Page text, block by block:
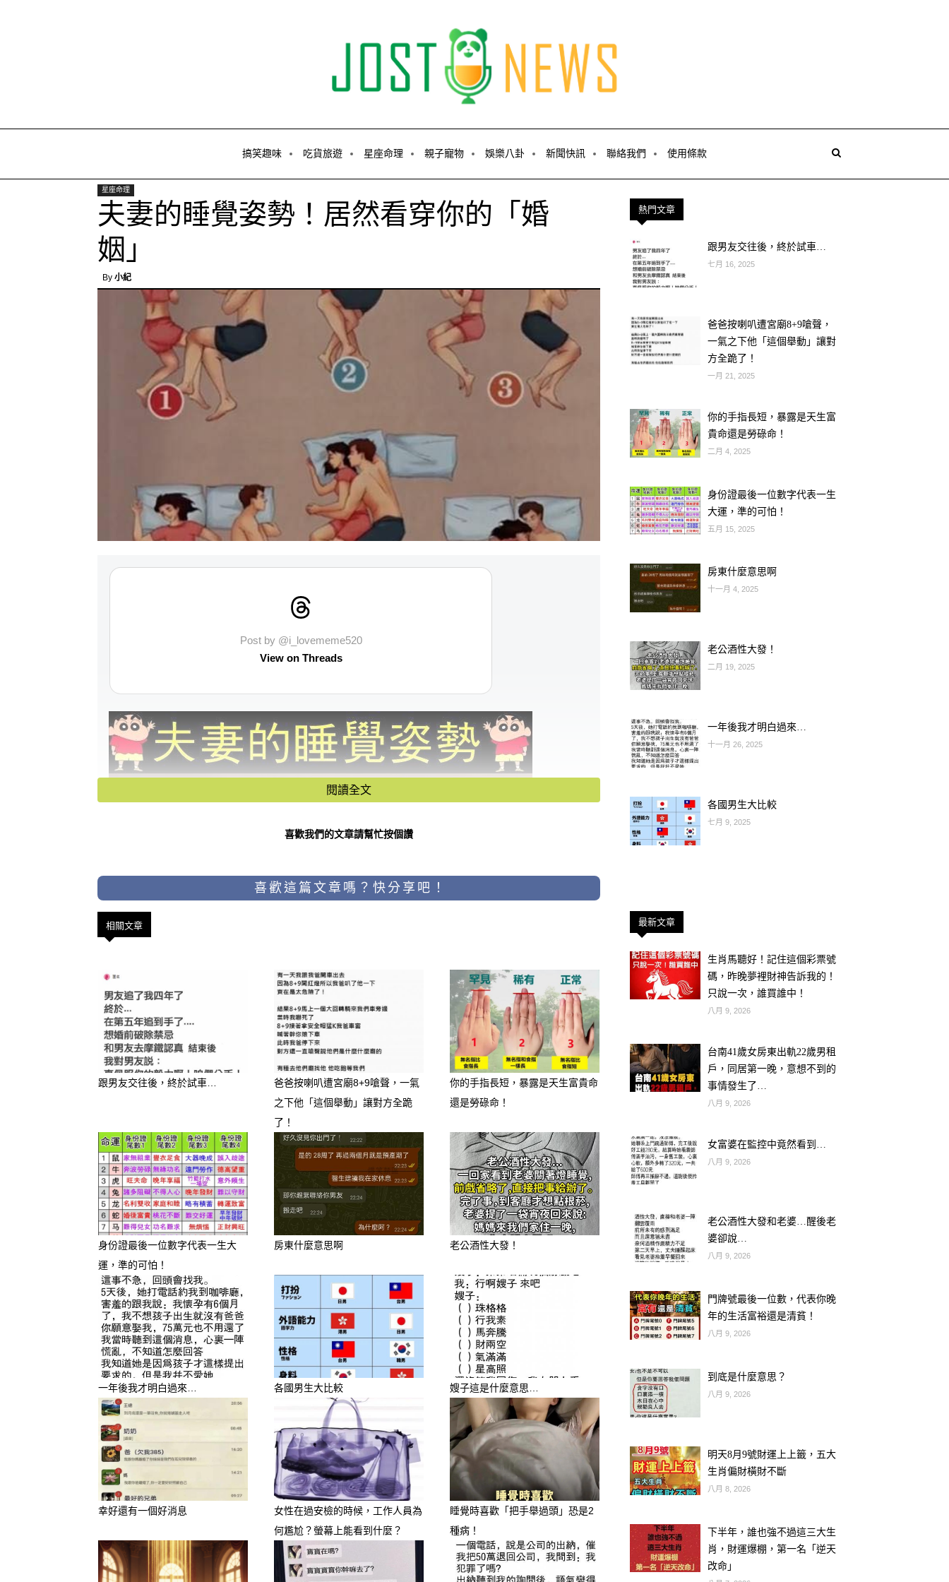
搞笑趣味 吃貨旅遊 星座命理 親子寵物 娛樂八卦 新聞快訊 聯絡我們 使用條款
星座命理
夫妻的睡覺姿勢！居然看穿你的「婚
姻」
By 小紀
Post by @i_lovememe520
View on Threads
很多人都以為，睡覺只是一天結束後的休息時間，但其實「睡姿」往
往藏著夫妻最真實的感情狀態。
心理學家曾指出，人睡著後會放下防備，因此睡覺時的距離、姿勢，
甚至習慣性的動作，都可能透露兩人目前的婚姻關係。
有些夫妻白天很甜，晚上卻各睡各的；也有些人平常愛鬥嘴，但睡覺
時卻一定要黏在一起。
今天這6種常見的夫妻睡姿，據說能看出你們現在的感情模式，很多人
看完都直呼：「真的超準！」
① 面對面睡：感情穩定型
這種睡姿代表兩人之間仍保有高度交流與依賴感。
即使已經結婚多年，彼此還是願意花時間聊天、分享生活。
通常會這樣睡的夫妻：
閱讀全文
喜歡我們的文章請幫忙按個讚
喜歡這篇文章嗎？快分享吧！
相關文章
跟男友交往後，終於試車…
爸爸按喇叭遭宮廟8+9嗆聲，一氣
之下他「這個舉動」讓對方全跪
了！
你的手指長短，暴露是天生富貴命
還是勞碌命！
身份證最後一位數字代表一生大
運，準的可怕！
房東什麼意思啊 老公酒性大發！
一年後我才明白過來… 各國男生大比較 嫂子這是什麼意思…
幸好還有一個好消息
女性在過安檢的時候，工作人員為
何尷尬？螢幕上能看到什麼？
睡覺時喜歡「把手舉過頭」恐是2
種病！
熱門文章
跟男友交往後，終於試車…
七月 16, 2025
爸爸按喇叭遭宮廟8+9嗆聲，
一氣之下他「這個舉動」讓對
方全跪了！
一月 21, 2025
你的手指長短，暴露是天生富
貴命還是勞碌命！
二月 4, 2025
身份證最後一位數字代表一生
大運，準的可怕！
五月 15, 2025
房東什麼意思啊
十一月 4, 2025
老公酒性大發！
二月 19, 2025
一年後我才明白過來…
十一月 26, 2025
各國男生大比較
七月 9, 2025
最新文章
生肖馬聽好！記住這個彩票號
碼，昨晚夢裡財神告訴我的！
只說一次，誰買誰中！
八月 9, 2026
台南41歲女房東出軌22歲男租
戶，同居第一晚，意想不到的
事情發生了…
八月 9, 2026
女富婆在監控中竟然看到…
八月 9, 2026
老公酒性大發和老婆…醒後老
婆卻說…
八月 9, 2026
門牌號最後一位數，代表你晚
年的生活富裕還是清貧！
八月 9, 2026
到底是什麼意思？
八月 9, 2026
明天8月9號財運上上籤，五大
生肖偏財橫財不斷
八月 8, 2026
下半年，誰也強不過這三大生
肖，財運爆棚，第一名「逆天
改命」